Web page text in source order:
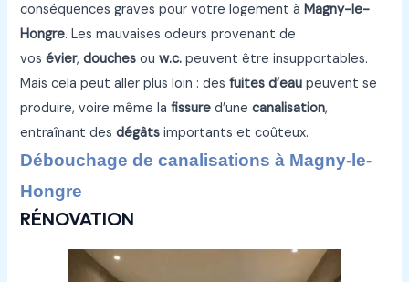
conséquences graves pour votre logement àMagny-le-
Hongre. Les mauvaises odeurs provenant de
vosévier,douches ouw.c. peuvent être insupportables.
Mais cela peut aller plus loin : desfuites d’eau peuvent se
produire, voire même lafissure d’unecanalisation,
entraînant desdégâts importants et coûteux.
Débouchage de canalisations à Magny-le-
Hongre
RÉNOVATION